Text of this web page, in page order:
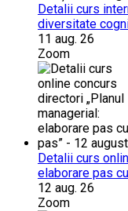
Detalii curs
diversitate
11 aug. 26
Zoom
Detalii curs
elaborare pas
12 aug. 26
Zoom